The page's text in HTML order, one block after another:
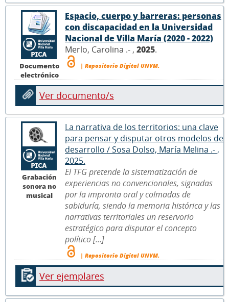
Documento
electrónico
Espacio, cuerpo y barreras: personas
con discapacidad en la Universidad
Nacional de Villa María (2020 - 2022)
Merlo, Carolina .- , 2025.
| Repositorio Digital UNVM.
Ver documento/s
Grabación
sonora no
musical
La narrativa de los territorios: una clave
para pensar y disputar otros modelos de
desarrollo / Sosa Dolso, María Melina .- ,
2025.
El TFG pretende la sistematización de
experiencias no convencionales, signadas
por la impronta oral y colmadas de
sabiduría, siendo la memoria histórica y las
narrativas territoriales un reservorio
estratégico para disputar el concepto
político [...]
| Repositorio Digital UNVM.
Ver ejemplares